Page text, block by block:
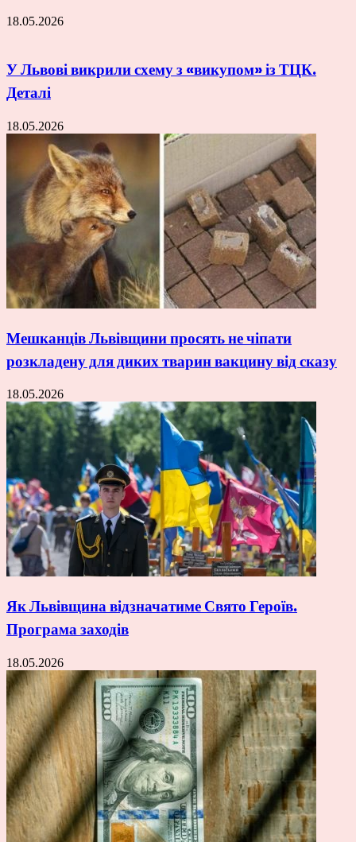
18.05.2026
У Львові викрили схему з «викупом» із ТЦК.
Деталі
18.05.2026
Мешканців Львівщини просять не чіпати
розкладену для диких тварин вакцину від сказу
18.05.2026
Як Львівщина відзначатиме Свято Героїв.
Програма заходів
18.05.2026